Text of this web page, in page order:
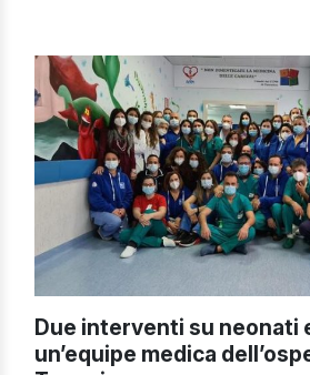
responsabile della […]
Due interventi su neonati
un’equipe medica